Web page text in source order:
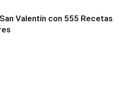
Valentín con 555 Recetas